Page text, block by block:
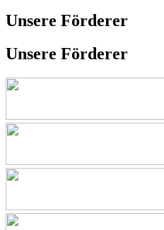
Unsere Förderer
Unsere Förderer